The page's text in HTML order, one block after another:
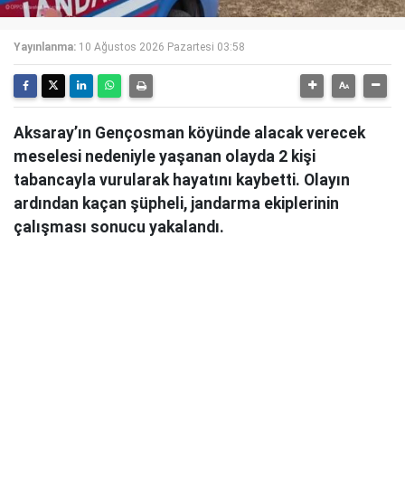
Yayınlanma: 10 Ağustos 2026 Pazartesi 03:58
Aksaray’ın Gençosman köyünde alacak verecek
meselesi nedeniyle yaşanan olayda 2 kişi
tabancayla vurularak hayatını kaybetti. Olayın
ardından kaçan şüpheli, jandarma ekiplerinin
çalışması sonucu yakalandı.